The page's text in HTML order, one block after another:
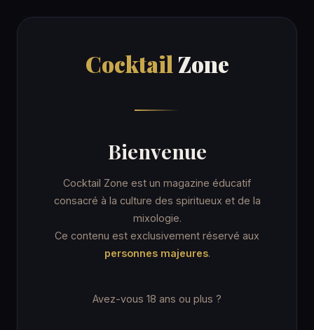
Cocktail Zone
Bienvenue
Cocktail Zone est un magazine éducatif
consacré à la culture des spiritueux et de la
mixologie.
Ce contenu est exclusivement réservé aux
personnes majeures.
Avez-vous 18 ans ou plus ?
CocktailZone
Porto flip
7 min Coupe cocktail ★☆☆ Facile
★ IBA · Unforgettables